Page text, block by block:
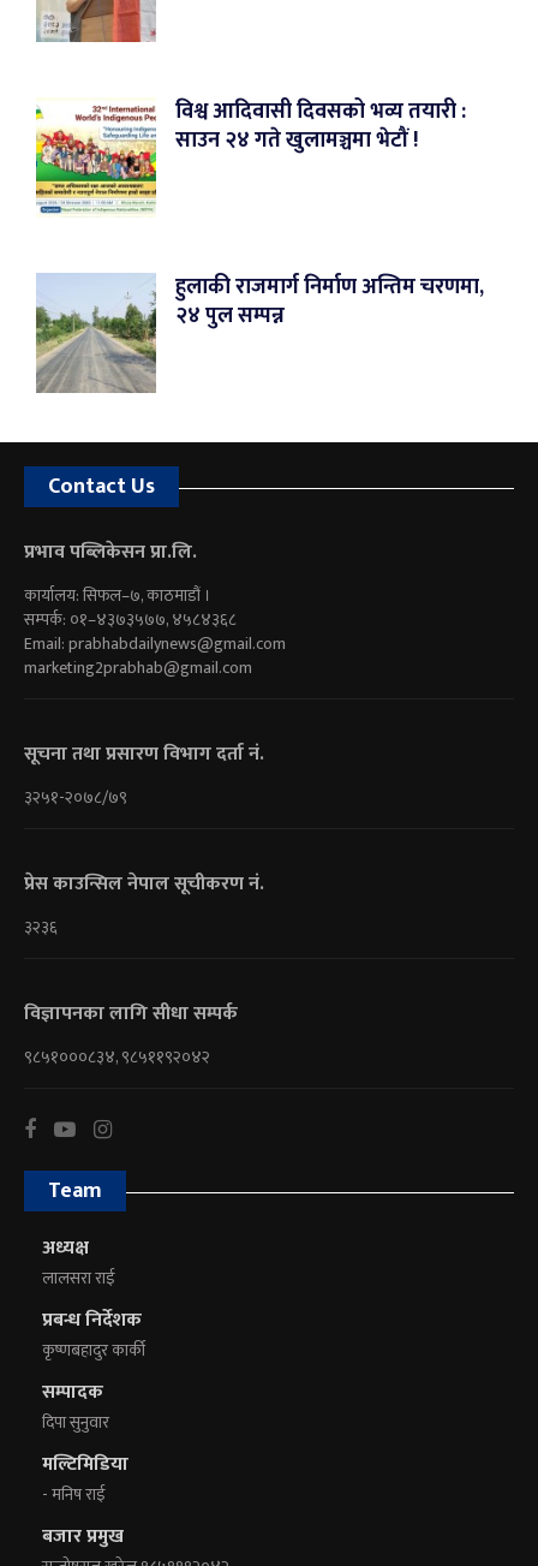
विश्व आदिवासी दिवसको भव्य तयारी :
साउन २४ गते खुलामञ्चमा भेटौं !
हुलाकी राजमार्ग निर्माण अन्तिम चरणमा,
२४ पुल सम्पन्न
Contact Us
प्रभाव पब्लिकेसन प्रा.लि.
कार्यालय: सिफल–७, काठमाडौं ।
सम्पर्क: ०१–४३७३५७७, ४५८४३६८
Email:prabhabdailynews@gmail.com
marketing2prabhab@gmail.com
सूचना तथा प्रसारण विभाग दर्ता नं.
३२५१-२०७८/७९
प्रेस काउन्सिल नेपाल सूचीकरण नं.
३२३६
विज्ञापनका लागि सीधा सम्पर्क
९८५१०००८३४, ९८५११९२०४२
Team
अध्यक्ष
लालसरा राई
प्रबन्ध निर्देशक
कृष्णबहादुर कार्की
सम्पादक
दिपा सुनुवार
मल्टिमिडिया
- मनिष राई
बजार प्रमुख